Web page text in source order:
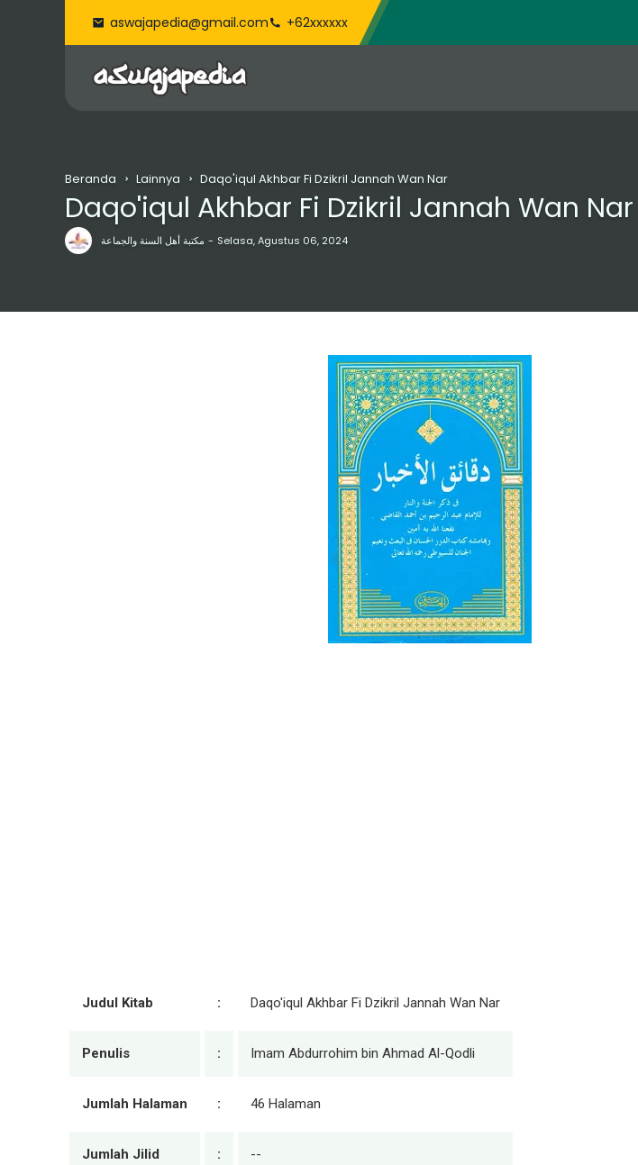
aswajapedia@gmail.com +62xxxxxx
Beranda Lainnya Daqo'iqul Akhbar Fi Dzikril Jannah Wan Nar
مكتبة أهل السنة والجماعة Selasa, Agustus 06, 2024
Daqo'iqul Akhbar Fi Dzikril Jannah Wan Nar
Judul Kitab : Daqo'iqul Akhbar Fi Dzikril Jannah Wan Nar
Penulis : Imam Abdurrohim bin Ahmad Al-Qodli
Jumlah Halaman : 46 Halaman
Jumlah Jilid : --